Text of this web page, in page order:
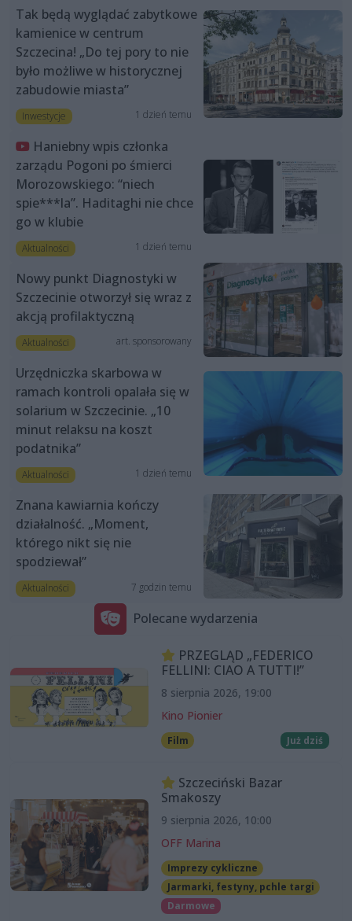
Tak będą wyglądać zabytkowe
kamienice w centrum
Szczecina! „Do tej pory to nie
było możliwe w historycznej
zabudowie miasta”
Inwestycje 1 dzień temu
Haniebny wpis członka
zarządu Pogoni po śmierci
Morozowskiego: “niech
spie***la”. Haditaghi nie chce
go w klubie
Aktualności 1 dzień temu
Nowy punkt Diagnostyki w
Szczecinie otworzył się wraz z
akcją profilaktyczną
Aktualności art. sponsorowany
Urzędniczka skarbowa w
ramach kontroli opalała się w
solarium w Szczecinie. „10
minut relaksu na koszt
podatnika”
Aktualności 1 dzień temu
Znana kawiarnia kończy
działalność. „Moment,
którego nikt się nie
spodziewał”
Aktualności 7 godzin temu
Polecane wydarzenia
PRZEGLĄD „FEDERICO
FELLINI: CIAO A TUTTI!”
8 sierpnia 2026, 19:00
Kino Pionier
Film Już dziś
Szczeciński Bazar
Smakoszy
9 sierpnia 2026, 10:00
OFF Marina
Imprezy cykliczne
Jarmarki, festyny, pchle targi
Darmowe